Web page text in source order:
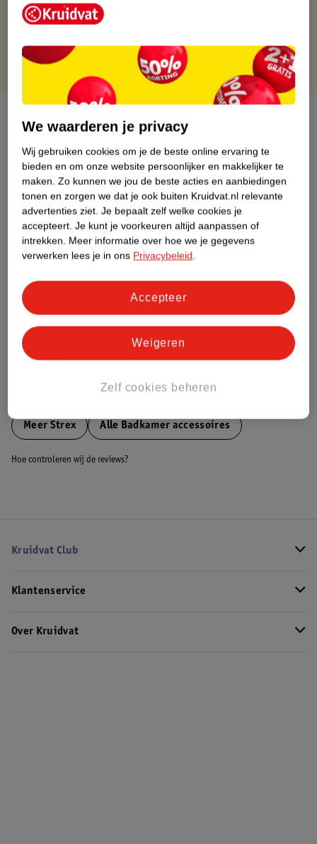
Gratis retourneren via verkooppartner.
Gratis punten met je Kruidvat kaart
Over dit product
Productinformatie
Etiketinformatie
Nature Impact Score
Dit product heeft (nog) geen Nature
Meer informatie
Bestel & Bezorginformatie
Meer Strex Alle Badkamer accessoires
Hoe controleren wij de reviews?
Kruidvat Club
Klantenservice
Over Kruidvat
We waarderen je privacy
Wij gebruiken cookies om je de beste online ervaring te
bieden en om onze website persoonlijker en makkelijker te
maken. Zo kunnen we jou de beste acties en aanbiedingen
tonen en zorgen we dat je ook buiten Kruidvat.nl relevante
advertenties ziet. Je bepaalt zelf welke cookies je
accepteert. Je kunt je voorkeuren altijd aanpassen of
intrekken. Meer informatie over hoe we je gegevens
verwerken lees je in ons Privacybeleid.
Zelf cookies beheren
Weigeren
Accepteer